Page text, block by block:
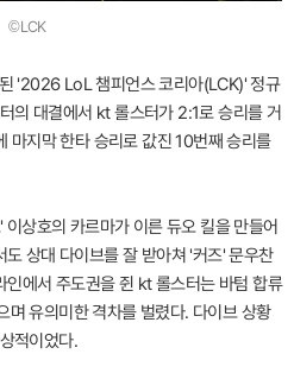
©LCK
'2026 LoL 챔피언스 코리아(LCK)' 정규
의 대결에서 kt 롤스터가 2:1로 승리를 거
마지막 한타 승리로 값진 10번째 승리를
상호의 카르마가 이른 듀오 킬을 만들어
상대 다이브를 잘 받아쳐 '커즈' 문우찬
에서 주도권을 쥔 kt 롤스터는 바텀 합류
며 유의미한 격차를 벌렸다. 다이브 상황
적이었다.